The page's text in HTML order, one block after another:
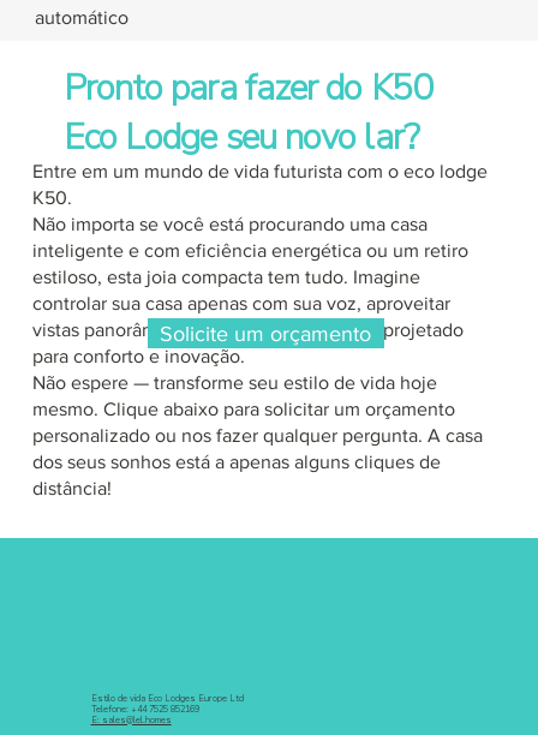
automático
Pronto para fazer do K50
Eco Lodge seu novo lar?
Entre em um mundo de vida futurista com o eco lodge
K50.
Não importa se você está procurando uma casa
inteligente e com eficiência energética ou um retiro
estiloso, esta joia compacta tem tudo. Imagine
controlar sua casa apenas com sua voz, aproveitar
vistas panorâmicas e viver em um espaço projetado
para conforto e inovação.
Não espere — transforme seu estilo de vida hoje
mesmo. Clique abaixo para solicitar um orçamento
personalizado ou nos fazer qualquer pergunta. A casa
dos seus sonhos está a apenas alguns cliques de
distância!
Solicite um orçamento
Estilo de vida Eco Lodges Europe Ltd
Telefone: +44 7525 852169
E: sales@lel.homes